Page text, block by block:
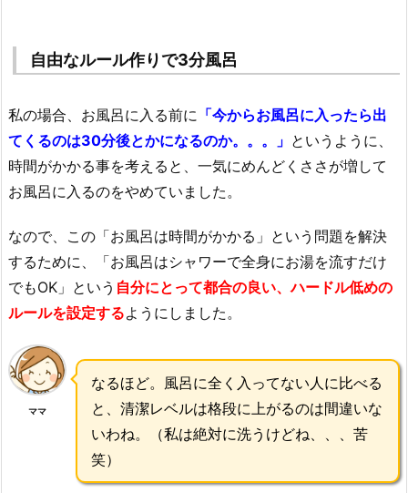
自由なルール作りで3分風呂
私の場合、お風呂に入る前に 「今からお風呂に入ったら出
てくるのは30分後とかになるのか。。。」 というように、
時間がかかる事を考えると、一気にめんどくささが増して
お風呂に入るのをやめていました。
なので、この「お風呂は時間がかかる」という問題を解決
するために、「お風呂はシャワーで全身にお湯を流すだけ
でもOK」という 自分にとって都合の良い、ハードル低めの
ルールを設定するようにしました。
ママ
なるほど。風呂に全く入ってない人に比べる
と、清潔レベルは格段に上がるのは間違いな
いわね。（私は絶対に洗うけどね、、、苦
笑）